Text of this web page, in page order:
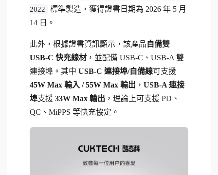
2022
標準製造，獲得證書日期為 2026 年 5 月
14 日。
此外，根據證書資訊顯示，該產品 自備雙
USB-C 快充線材 ，並配備 USB-C、USB-A 雙
連接埠。其中 USB-C 連接埠/自備線可支援
45W Max 輸入 / 55W Max 輸出 ， USB-A 連接
埠支援 33W Max 輸出 ，理論上可支援 PD、
QC、MiPPS 等快充協定。